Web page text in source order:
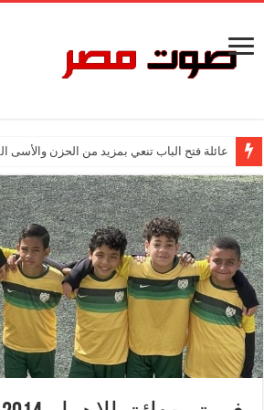
عائلة فتح الباب تنعي بمزيد من الحزن والأسى